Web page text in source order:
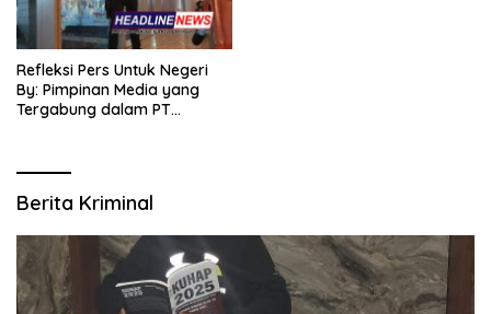
Refleksi Pers Untuk Negeri
By: Pimpinan Media yang
Tergabung dalam PT
Berita Kriminal